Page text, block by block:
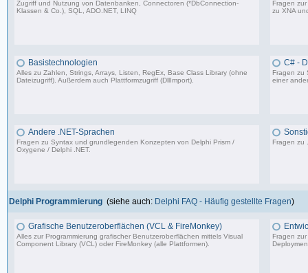
Zugriff und Nutzung von Datenbanken, Connectoren (*DbConnection-
Klassen & Co.), SQL, ADO.NET, LINQ
Fragen
zu XNA
Basistechnologien
Alles zu Zahlen, Strings, Arrays, Listen, RegEx, Base Class Library (ohne
Dateizugriff). Außerdem auch Plattformzugriff (DllImport).
C# -
Fragen zu
einer
Andere .NET-Sprachen
Fragen zu Syntax und grundlegenden Konzepten von Delphi Prism /
Oxygene / Delphi .NET.
Fragen zu
Delphi Programmierung (siehe auch: Delphi FAQ - Häufig gestellte Fragen)
Grafische Benutzeroberflächen (VCL & FireMonkey)
Alles zur Programmierung grafischer Benutzeroberflächen mittels Visual
Component Library (VCL) oder FireMonkey (alle Plattformen).
Fragen